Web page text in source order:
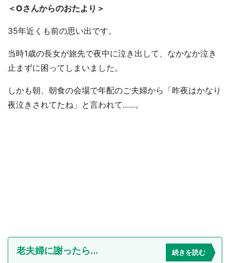
＜Oさんからのおたより＞
35年近くも前の思い出です。
当時1歳の長女が旅先で夜中に泣き出して、なかなか泣き
止まずに困ってしまいました。
しかも朝、朝食の会場で年配のご夫婦から「昨夜はかなり
夜泣きされてたね」と言われて......。
老夫婦に謝ったら... 続きを読む